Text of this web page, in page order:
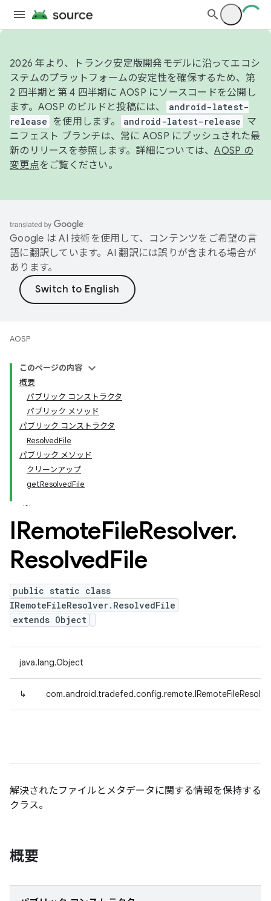
2026 年より、トランク安定版開発モデルに沿ってエコシ
ステムのプラットフォームの安定性を確保するため、第
2 四半期と第 4 四半期に AOSP にソースコードを公開し
ます。AOSP のビルドと投稿には、
android-latest-
release
を使用します。 android-latest-release
マ
ニフェスト ブランチは、常に AOSP にプッシュされた最
新のリリースを参照します。詳細については、AOSP の
変更点をご覧ください。
Google は AI 技術を使用して、コンテンツをご希望の言
語に翻訳しています。AI 翻訳には誤りが含まれる場合が
あります。
AOSP
このページの内容
概要
パブリック コンストラクタ
パブリック メソッド
パブリック コンストラクタ
ResolvedFile
パブリック メソッド
クリーンアップ
getResolvedFile
IRemoteFileResolver.
ResolvedFile
public static class
IRemoteFileResolver.ResolvedFile
extends Object
java.lang.Object
↳
解決されたファイルとメタデータに関する情報を保持する
クラス。
概要